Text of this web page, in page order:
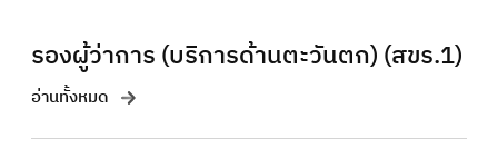
รองผู้ว่าการ (บริการด้านตะวันตก) (สขร.1)
อ่านทั้งหมด